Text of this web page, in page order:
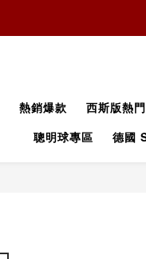
熱銷爆款
西斯版熱門
聰明球專區
德國